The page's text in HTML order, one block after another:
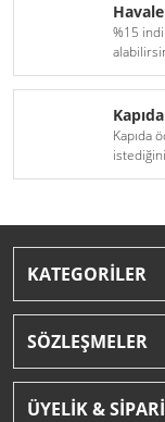
%15
Kapıda
KATEGORİLER
SÖZLEŞMELER
ÜYELİK &